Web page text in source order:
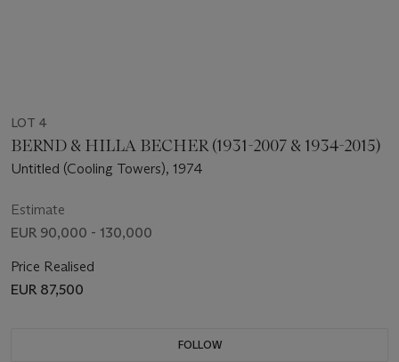
LOT 4
BERND & HILLA BECHER (1931-2007 & 1934-2015)
Untitled (Cooling Towers), 1974
Estimate
EUR 90,000 - 130,000
Price Realised
EUR 87,500
FOLLOW